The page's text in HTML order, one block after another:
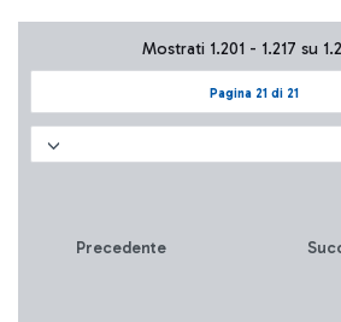
Pagina 21 di 21
Mostrati 1.201 - 1.217 su
Precedente